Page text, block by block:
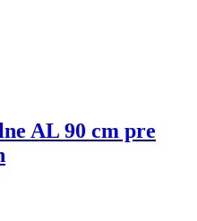
AL 90 cm pre